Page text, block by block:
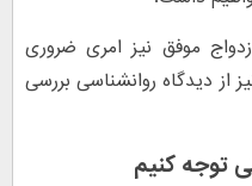
موفق نیز امری ضروری
از دیدگاه روانشناسی بررسی
توجه کنیم